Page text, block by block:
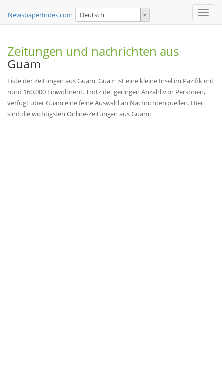
Toggle
NewspaperIndex.com Deutsch
Zeitungen und nachrichten aus
Guam
Liste der Zeitungen aus Guam. Guam ist eine kleine Insel im Pazifik mit
rund 160.000 Einwohnern. Trotz der geringen Anzahl von Personen,
verfügt über Guam eine feine Auswahl an Nachrichtenquellen. Hier
sind die wichtigsten Online-Zeitungen aus Guam: